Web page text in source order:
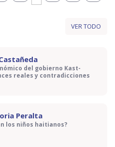
VER TODO
del gobierno Kast-
reales y contradicciones
Peralta
los niños haitianos?